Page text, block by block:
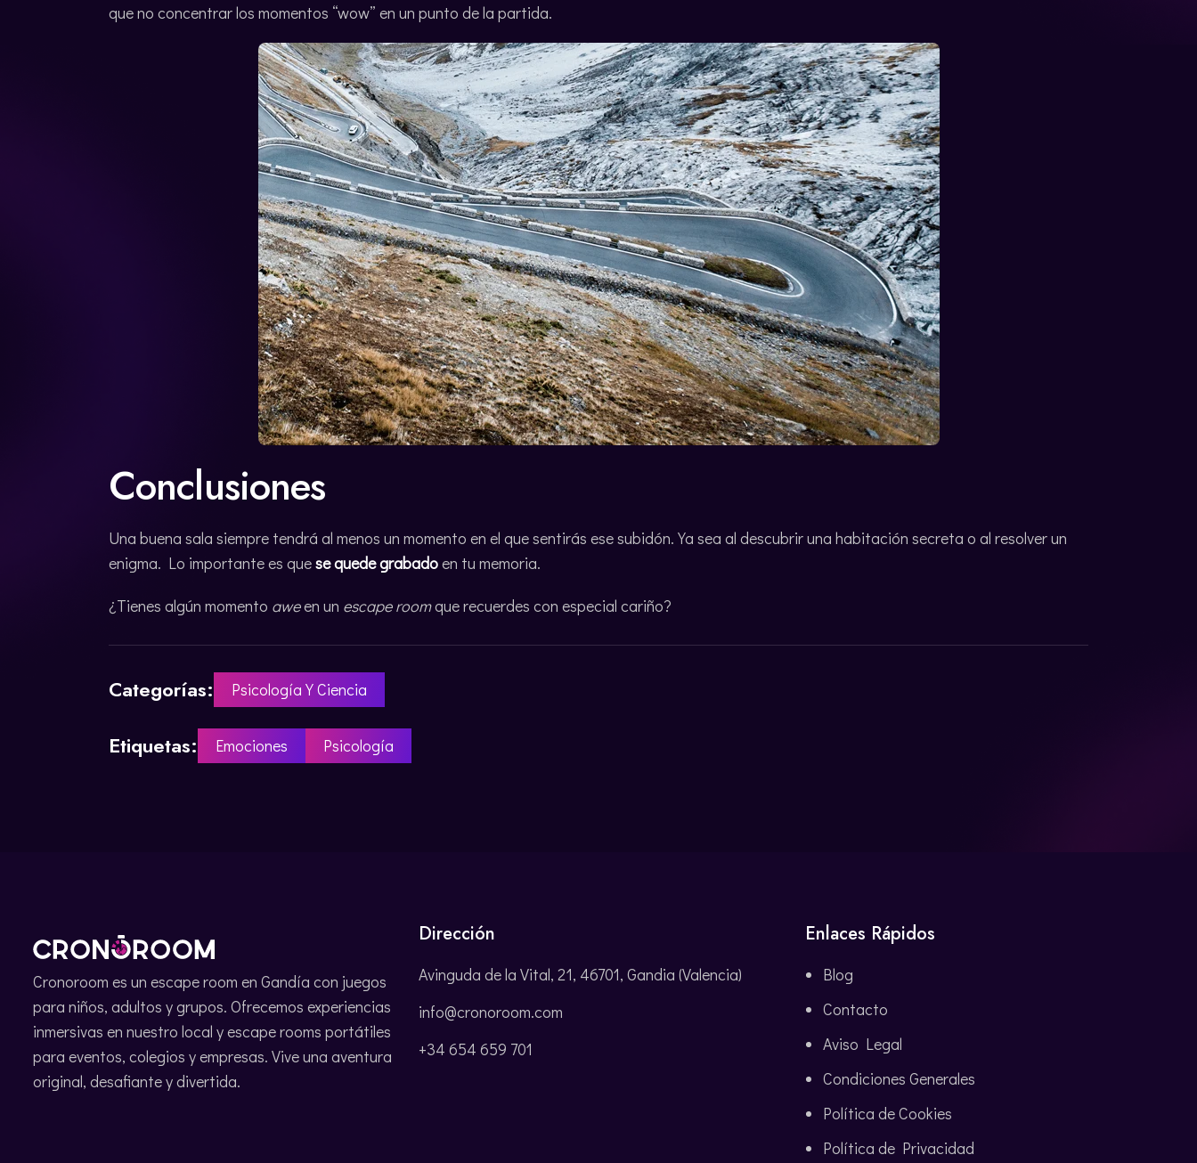
que no concentrar los momentos “wow” en un punto de la partida.
Conclusiones
Una buena sala siempre tendrá al menos un momento en el que sentirás ese subidón. Ya sea al descubrir una habitación secreta o al resolver un
enigma. Lo importante es quese quede grabadoen tu memoria.
¿Tienes algún momento aween un escape roomque recuerdes con especial cariño?
Categorías: Psicología Y Ciencia
Etiquetas: Emociones Psicología
Cronoroom es un escape room en Gandía con juegos
para niños, adultos y grupos. Ofrecemos experiencias
inmersivas en nuestro local y escape rooms portátiles
para eventos, colegios y empresas. Vive una aventura
original, desafiante y divertida.
Dirección
Avinguda de la Vital, 21, 46701, Gandia (Valencia)
info@cronoroom.com
+34 654 659 701
Enlaces Rápidos
Blog
Contacto
Aviso Legal
Condiciones Generales
Política de Cookies
Política de Privacidad